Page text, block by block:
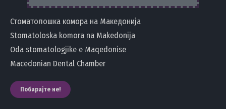
Стоматолошка комора на Македонија
Stomatoloska komora na Makedonija
Oda stomatologjike e Maqedonise
Macedonian Dental Chamber
Побарајте не!